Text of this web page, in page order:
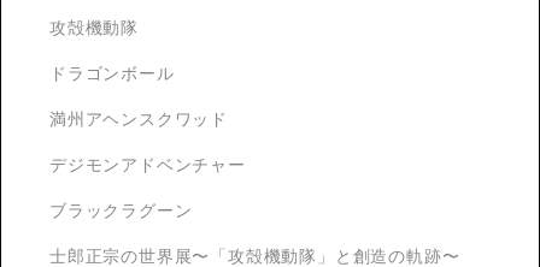
攻殻機動隊
ドラゴンボール
満州アヘンスクワッド
デジモンアドベンチャー
ブラックラグーン
士郎正宗の世界展〜「攻殻機動隊」と創造の軌跡〜